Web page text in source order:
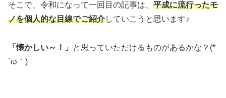
そこで、令和になって一回目の記事は、 平成に流行ったモ
ノを個人的な目線でご紹介していこうと思います♪
「懐かしい～！」
と思っていただけるものがあるかな？(*
´ω｀)